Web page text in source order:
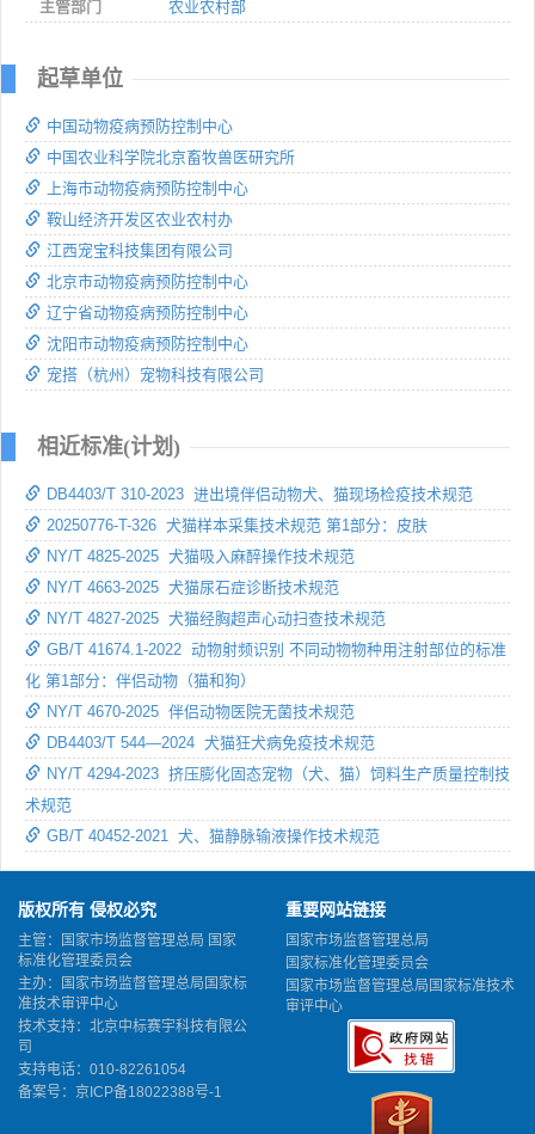
主管部门
农业农村部
起草单位
中国动物疫病预防控制中心
中国农业科学院北京畜牧兽医研究所
上海市动物疫病预防控制中心
鞍山经济开发区农业农村办
江西宠宝科技集团有限公司
北京市动物疫病预防控制中心
辽宁省动物疫病预防控制中心
沈阳市动物疫病预防控制中心
宠搭（杭州）宠物科技有限公司
相近标准(计划)
DB4403/T 310-2023 进出境伴侣动物犬、猫现场检疫技术规范
20250776-T-326 犬猫样本采集技术规范 第1部分：皮肤
NY/T 4825-2025 犬猫吸入麻醉操作技术规范
NY/T 4663-2025 犬猫尿石症诊断技术规范
NY/T 4827-2025 犬猫经胸超声心动扫查技术规范
GB/T 41674.1-2022 动物射频识别 不同动物物种用注射部位的标准
化 第1部分：伴侣动物（猫和狗）
NY/T 4670-2025 伴侣动物医院无菌技术规范
DB4403/T 544—2024 犬猫狂犬病免疫技术规范
NY/T 4294-2023 挤压膨化固态宠物（犬、猫）饲料生产质量控制技
术规范
GB/T 40452-2021 犬、猫静脉输液操作技术规范
版权所有 侵权必究
主管：国家市场监督管理总局 国家
标准化管理委员会
主办：国家市场监督管理总局国家标
准技术审评中心
技术支持：北京中标赛宇科技有限公
司
支持电话：010-82261054
备案号： 京ICP备18022388号-1
重要网站链接
国家市场监督管理总局
国家标准化管理委员会
国家市场监督管理总局国家标准技术
审评中心